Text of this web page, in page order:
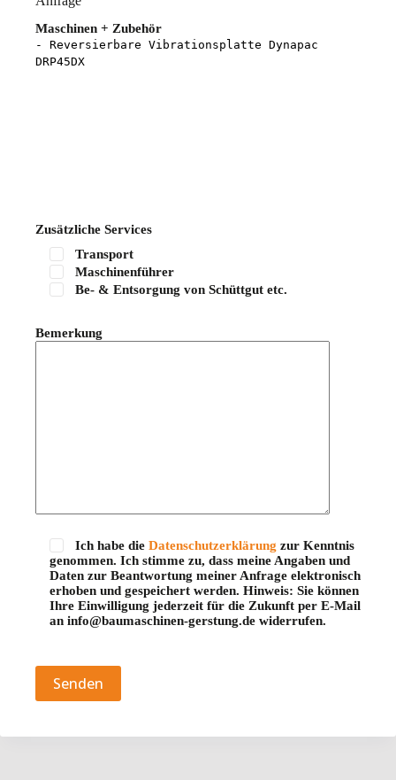
Maschinen + Zubehör
Zusätzliche Services
Transport
Maschinenführer
Be- & Entsorgung von Schüttgut etc.
Bemerkung
Ich habe dieDatenschutzerklärung zur Kenntnis
genommen. Ich stimme zu, dass meine Angaben und
Daten zur Beantwortung meiner Anfrage elektronisch
erhoben und gespeichert werden. Hinweis: Sie können
Ihre Einwilligung jederzeit für die Zukunft per E-Mail
an info@baumaschinen-gerstung.de widerrufen.